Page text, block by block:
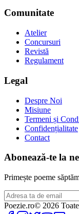
Comunitate
Atelier
Concursuri
Revistă
Regulament
Legal
Despre Noi
Misiune
Termeni și
Confidențialitate
Contact
Abonează-te la
Primește poeme
Poezie.ro© 2026